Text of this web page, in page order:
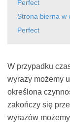
Perfect
Strona bierna w
Perfect
W przypadku
wyrazy możemy
określona
zakończy się
wyrazów